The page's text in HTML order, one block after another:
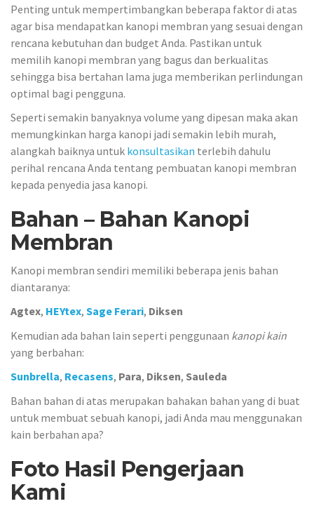
Penting untuk mempertimbangkan beberapa faktor di atas
agar bisa mendapatkan kanopi membran yang sesuai dengan
rencana kebutuhan dan budget Anda. Pastikan untuk
memilih kanopi membran yang bagus dan berkualitas
sehingga bisa bertahan lama juga memberikan perlindungan
optimal bagi pengguna.
Seperti semakin banyaknya volume yang dipesan maka akan
memungkinkan harga kanopi jadi semakin lebih murah,
alangkah baiknya untuk konsultasikan terlebih dahulu
perihal rencana Anda tentang pembuatan kanopi membran
kepada penyedia jasa kanopi.
Bahan – Bahan Kanopi
Membran
Kanopi membran sendiri memiliki beberapa jenis bahan
diantaranya:
Agtex, HEYtex, Sage Ferari, Diksen
Kemudian ada bahan lain seperti penggunaan kanopi kain
yang berbahan:
Sunbrella, Recasens, Para, Diksen, Sauleda
Bahan bahan di atas merupakan bahakan bahan yang di buat
untuk membuat sebuah kanopi, jadi Anda mau menggunakan
kain berbahan apa?
Foto Hasil Pengerjaan
Kami